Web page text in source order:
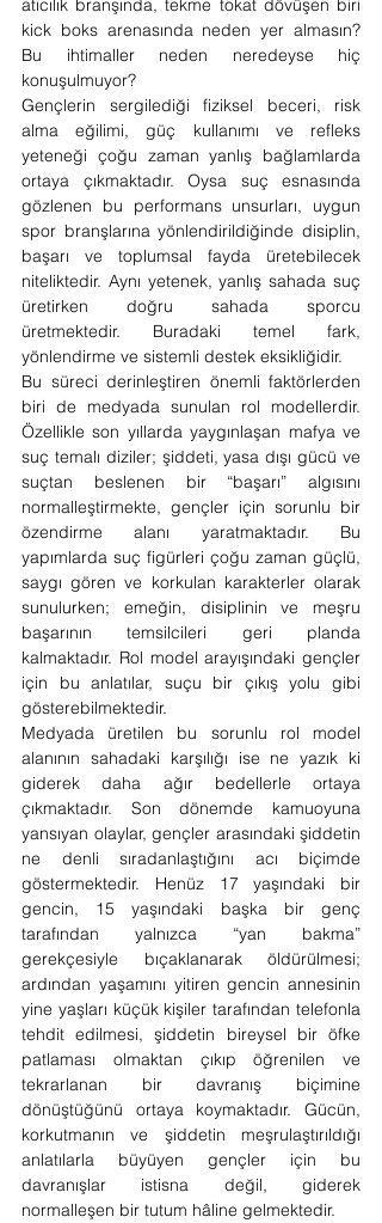
atıcılık branşında, tekme tokat dövüşen biri
kick boks arenasında neden yer almasın?
Bu ihtimaller neden neredeyse hiç
konuşulmuyor?
Gençlerin sergilediği fiziksel beceri, risk
alma eğilimi, güç kullanımı ve refleks
yeteneği çoğu zaman yanlış bağlamlarda
ortaya çıkmaktadır. Oysa suç esnasında
gözlenen bu performans unsurları, uygun
spor branşlarına yönlendirildiğinde disiplin,
başarı ve toplumsal fayda üretebilecek
niteliktedir. Aynı yetenek, yanlış sahada suç
üretirken doğru sahada sporcu
üretmektedir. Buradaki temel fark,
yönlendirme ve sistemli destek eksikliğidir.
Bu süreci derinleştiren önemli faktörlerden
biri de medyada sunulan rol modellerdir.
Özellikle son yıllarda yaygınlaşan mafya ve
suç temalı diziler; şiddeti, yasa dışı gücü ve
suçtan beslenen bir “başarı” algısını
normalleştirmekte, gençler için sorunlu bir
özendirme alanı yaratmaktadır. Bu
yapımlarda suç figürleri çoğu zaman güçlü,
saygı gören ve korkulan karakterler olarak
sunulurken; emeğin, disiplinin ve meşru
başarının temsilcileri geri planda
kalmaktadır. Rol model arayışındaki gençler
için bu anlatılar, suçu bir çıkış yolu gibi
gösterebilmektedir.
Medyada üretilen bu sorunlu rol model
alanının sahadaki karşılığı ise ne yazık ki
giderek daha ağır bedellerle ortaya
çıkmaktadır. Son dönemde kamuoyuna
yansıyan olaylar, gençler arasındaki şiddetin
ne denli sıradanlaştığını acı biçimde
göstermektedir. Henüz 17 yaşındaki bir
gencin, 15 yaşındaki başka bir genç
tarafından yalnızca “yan bakma”
gerekçesiyle bıçaklanarak öldürülmesi;
ardından yaşamını yitiren gencin annesinin
yine yaşları küçük kişiler tarafından telefonla
tehdit edilmesi, şiddetin bireysel bir öfke
patlaması olmaktan çıkıp öğrenilen ve
tekrarlanan bir davranış biçimine
dönüştüğünü ortaya koymaktadır. Gücün,
korkutmanın ve şiddetin meşrulaştırıldığı
anlatılarla büyüyen gençler için bu
davranışlar istisna değil, giderek
normalleşen bir tutum hâline gelmektedir.